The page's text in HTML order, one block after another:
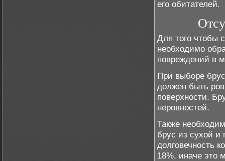
его обитателей.
Для того чтобы
необходимо
повреждений в
При выборе
должен быть
поверхности.
неровностей.
Также
брус из сухой и
долговечность
18%, иначе это